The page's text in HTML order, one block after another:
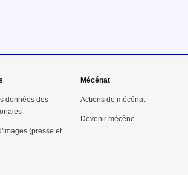
données des
(presse et
Mécénat
Actions de mécénat
Devenir mécène